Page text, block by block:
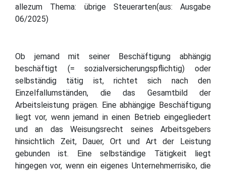
allezum Thema: übrige Steuerarten(aus: Ausgabe
06/2025)
Ob jemand mit seiner Beschäftigung abhängig
beschäftigt (= sozialversicherungspflichtig) oder
selbständig tätig ist, richtet sich nach den
Einzelfallumständen, die das Gesamtbild der
Arbeitsleistung prägen. Eine abhängige Beschäftigung
liegt vor, wenn jemand in einen Betrieb eingegliedert
und an das Weisungsrecht seines Arbeitsgebers
hinsichtlich Zeit, Dauer, Ort und Art der Leistung
gebunden ist. Eine selbständige Tätigkeit liegt
hingegen vor, wenn ein eigenes Unternehmerrisiko, die